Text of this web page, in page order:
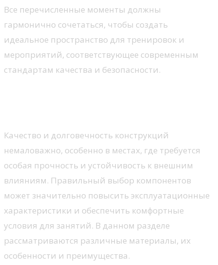
Все перечисленные моменты должны
гармонично сочетаться, чтобы создать
идеальное пространство для тренировок и
мероприятий, соответствующее современным
стандартам качества и безопасности.
Качество и долговечность конструкций
немаловажно, особенно в местах, где требуется
особая прочность и устойчивость к внешним
влияниям. Правильный выбор компонентов
может значительно повысить эксплуатационные
характеристики и обеспечить комфортные
условия для занятий. В данном разделе
рассматриваются различные материалы, их
особенности и преимущества.